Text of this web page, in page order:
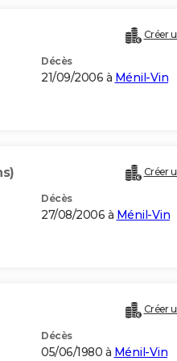
Créer
Décès
21/09/2006 à Ménil-Vin
Créer
Décès
27/08/2006 à Ménil-Vin
Créer
Décès
05/06/1980 à Ménil-Vin